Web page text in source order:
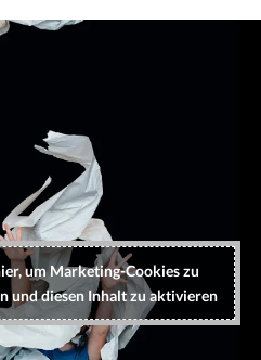
um Marketing-Cookies zu
und diesen Inhalt zu aktivieren